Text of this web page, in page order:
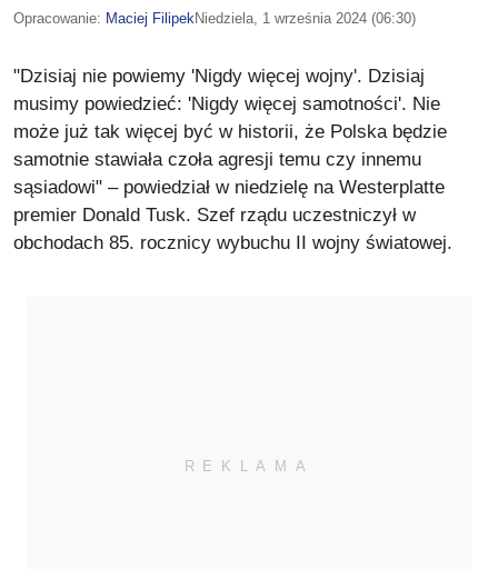
Opracowanie: Maciej FilipekNiedziela, 1 września 2024 (06:30)
"Dzisiaj nie powiemy 'Nigdy więcej wojny'. Dzisiaj
musimy powiedzieć: 'Nigdy więcej samotności'. Nie
może już tak więcej być w historii, że Polska będzie
samotnie stawiała czoła agresji temu czy innemu
sąsiadowi" – powiedział w niedzielę na Westerplatte
premier Donald Tusk. Szef rządu uczestniczył w
obchodach 85. rocznicy wybuchu II wojny światowej.